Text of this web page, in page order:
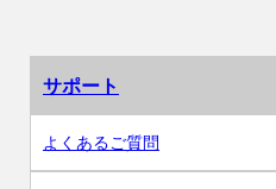
サポート
よくあるご質問